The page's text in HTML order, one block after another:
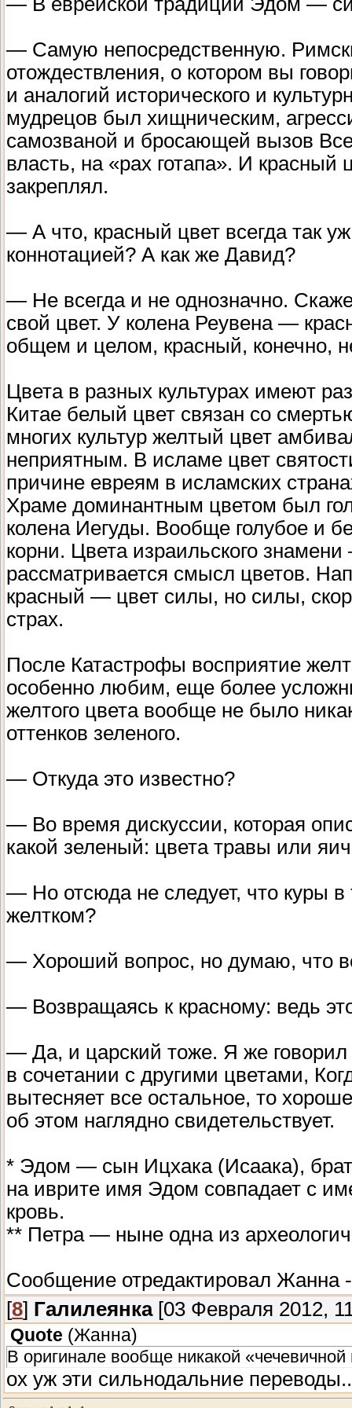
— Самую непосредственную.
отождествления, о котором вы
и аналогий исторического и
мудрецов был хищническим,
самозваной и бросающей вызов
власть, на «рах готапа». И красный
закреплял.
— А что, красный цвет всегда так
коннотацией? А как же Давид?
— Не всегда и не однозначно.
свой цвет. У колена Реувена —
общем и целом, красный, конечно,
Цвета в разных культурах имеют
Китае белый цвет связан со
многих культур желтый цвет
неприятным. В исламе цвет
причине евреям в исламских
Храме доминантным цветом был
колена Иегуды. Вообще голубое и
корни. Цвета израильского
рассматривается смысл цветов.
красный — цвет силы, но силы,
страх.
После Катастрофы восприятие
особенно любим, еще более
желтого цвета вообще не было
оттенков зеленого.
— Откуда это известно?
— Во время дискуссии, которая
какой зеленый: цвета травы или
— Но отсюда не следует, что куры
желтком?
— Хороший вопрос, но думаю, что
— Возвращаясь к красному: ведь
— Да, и царский тоже. Я же говорил
в сочетании с другими цветами,
вытесняет все остальное, то
об этом наглядно свидетельствует.
* Эдом — сын Ицхака (Исаака),
на иврите имя Эдом совпадает с
кровь.
** Петра — ныне одна из
Сообщение отредактировал Жанна
[8] Галилеянка[03 Февраля 2012,
Quote (Жанна)
В оригинале вообще никакой
ох уж эти сильнодальние